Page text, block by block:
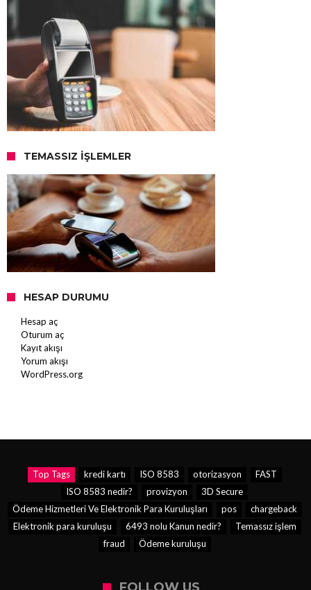
TEMASSIZ İŞLEMLER
HESAP DURUMU
Hesap aç
Oturum aç
Kayıt akışı
Yorum akışı
WordPress.org
Top Tags kredi kartı ISO 8583 otorizasyon
FAST
ISO 8583 nedir?
provizyon
3D Secure
Ödeme Hizmetleri Ve Elektronik Para Kuruluşları
pos
chargeback
Elektronik para kuruluşu
6493 nolu Kanun nedir?
Temassız işlem
fraud
Ödeme kuruluşu